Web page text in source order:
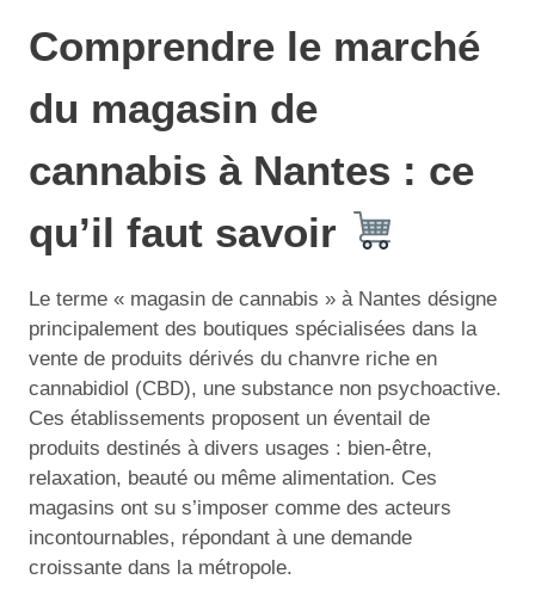
Comprendre le marché
du magasin de
cannabis à Nantes : ce
qu’il faut savoir
Le terme « magasin de cannabis » à Nantes désigne
principalement des boutiques spécialisées dans la
vente de produits dérivés du chanvre riche en
cannabidiol (CBD), une substance non psychoactive.
Ces établissements proposent un éventail de
produits destinés à divers usages : bien-être,
relaxation, beauté ou même alimentation. Ces
magasins ont su s’imposer comme des acteurs
incontournables, répondant à une demande
croissante dans la métropole.